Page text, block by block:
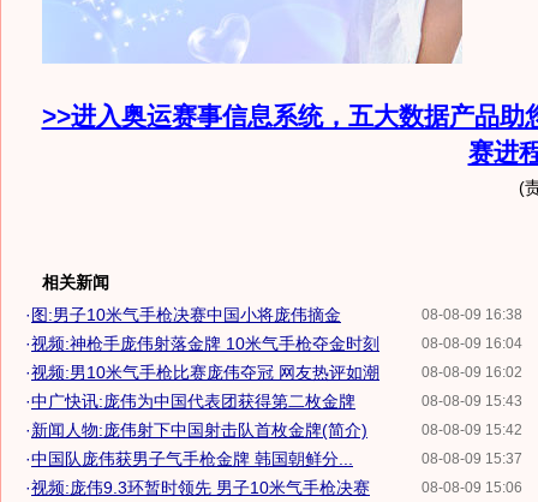
>>进入奥运赛事信息系统，五大数据产品助
赛进
(
相关新闻
08-08-09 16:38
·图:男子10米气手枪决赛中国小将庞伟摘金
08-08-09 16:04
·视频:神枪手庞伟射落金牌 10米气手枪夺金时刻
08-08-09 16:02
·视频:男10米气手枪比赛庞伟夺冠 网友热评如潮
08-08-09 15:43
·中广快讯:庞伟为中国代表团获得第二枚金牌
08-08-09 15:42
·新闻人物:庞伟射下中国射击队首枚金牌(简介)
08-08-09 15:37
·中国队庞伟获男子气手枪金牌 韩国朝鲜分...
08-08-09 15:06
·视频:庞伟9.3环暂时领先 男子10米气手枪决赛